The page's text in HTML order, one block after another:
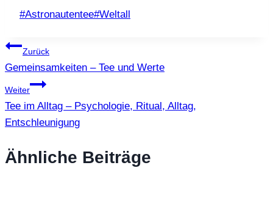
Schlagworte:
#Astronautentee#Weltall
Beitragsnavigation
Zurück
Gemeinsamkeiten – Tee und Werte
Weiter
Tee im Alltag – Psychologie, Ritual, Alltag,
Entschleunigung
Ähnliche Beiträge